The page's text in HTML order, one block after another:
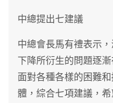
中總提出七建議
中總會長馬有禮表示
下降所衍生的問題逐
面對各種各樣的困難
體，綜合七項建議，